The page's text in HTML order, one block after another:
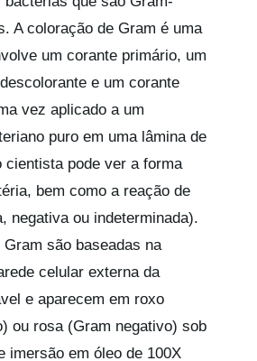
A coloração de Gram é uma
um corante primário, um
e um corante
vez aplicado a um
puro em uma lâmina de
cientista pode ver a forma
bem como a reação de
negativa ou indeterminada).
são baseadas na
celular externa da
e aparecem em roxo
ou rosa (Gram negativo) sob
imersão em óleo de 100X